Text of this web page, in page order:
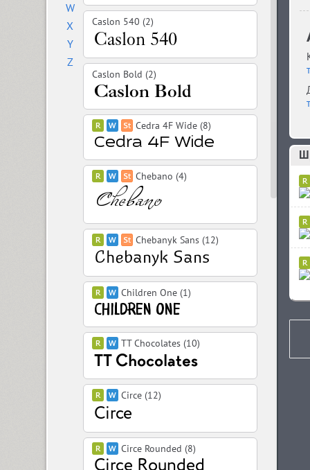
W
X
Y
Z
Caslon 540 (2)
Caslon Bold (2)
Cedra 4F Wide (8)
Chebano (4)
Chebanyk Sans (12)
Children One (1)
TT Chocolates (10)
Circe (12)
Circe Rounded (8)